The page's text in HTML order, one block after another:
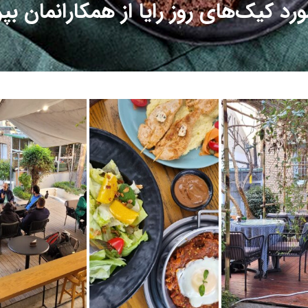
کیک‌های روز رایا از همکارانمان